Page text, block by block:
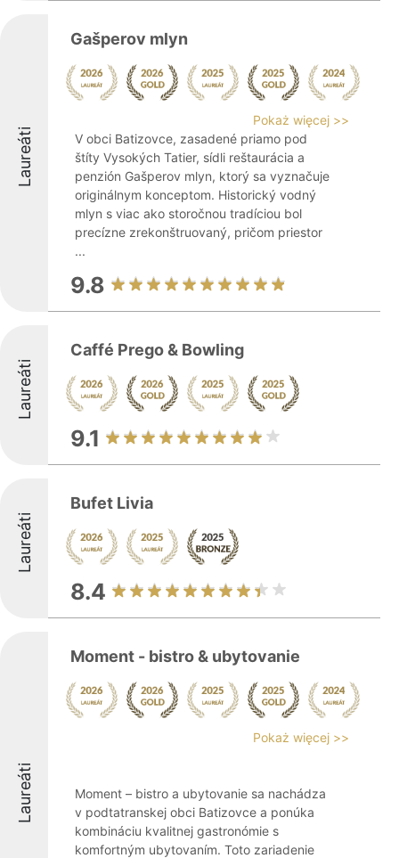
Laureáti
Gašperov mlyn
Pokaż więcej >>
V obci Batizovce, zasadené priamo pod
štíty Vysokých Tatier, sídli reštaurácia a
penzión Gašperov mlyn, ktorý sa vyznačuje
originálnym konceptom. Historický vodný
mlyn s viac ako storočnou tradíciou bol
precízne zrekonštruovaný, pričom priestor
...
9.8
Laureáti
Caffé Prego & Bowling
9.1
Laureáti
Bufet Livia
8.4
Laureáti
Moment - bistro & ubytovanie
Pokaż więcej >>
Moment – bistro a ubytovanie sa nachádza
v podtatranskej obci Batizovce a ponúka
kombináciu kvalitnej gastronómie s
komfortným ubytovaním. Toto zariadenie